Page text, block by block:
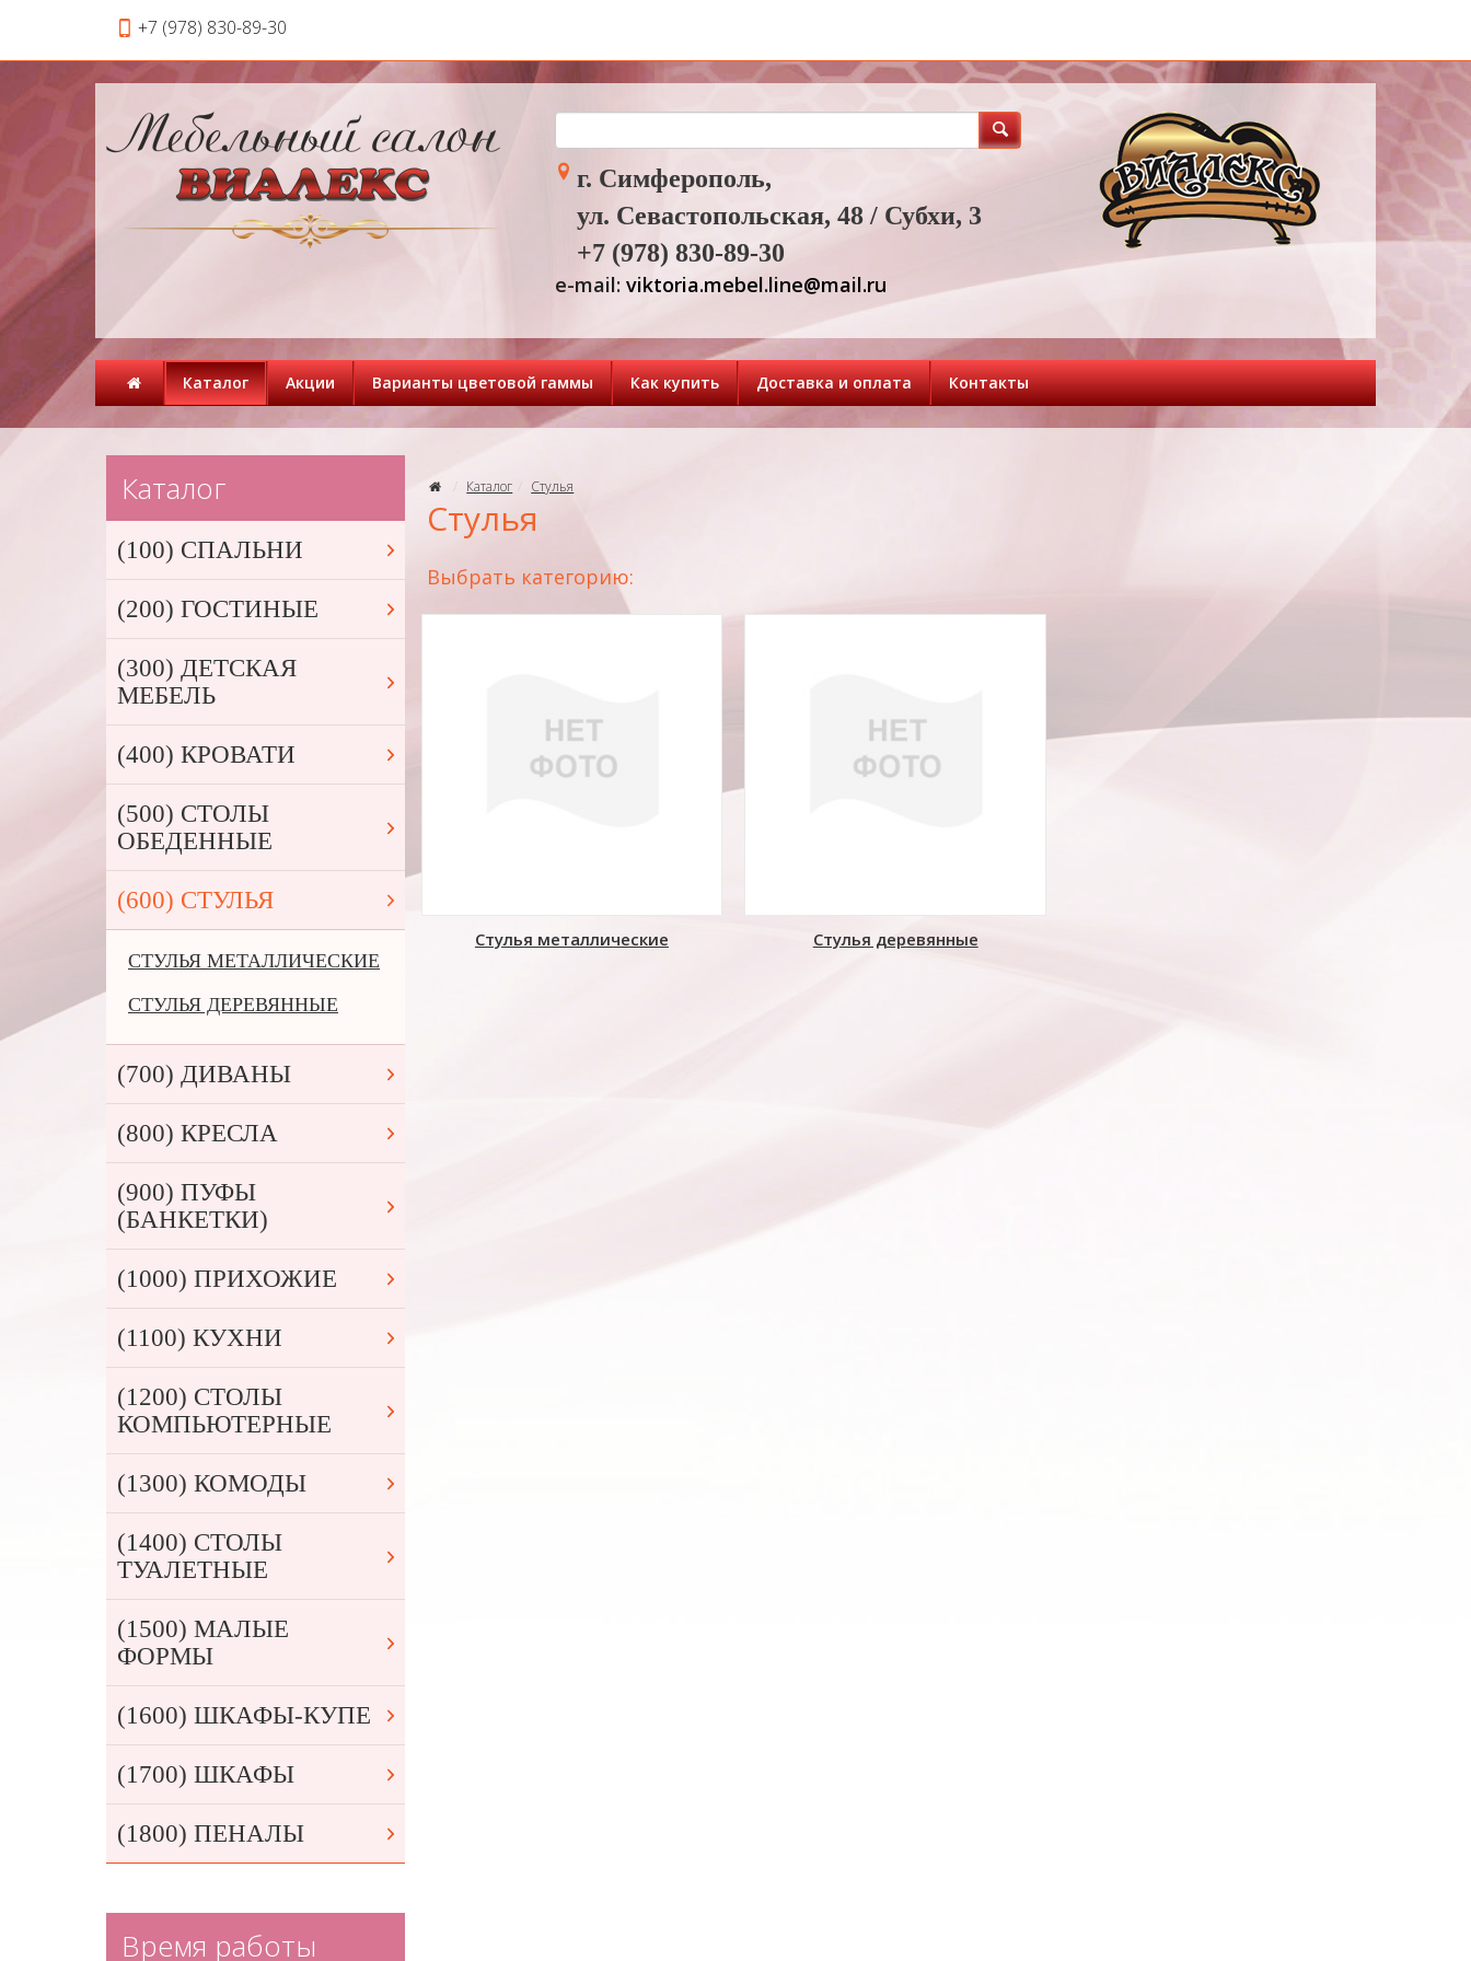
+7 (978) 830-89-30
г. Симферополь,
ул. Севастопольская, 48 / Субхи, 3
+7 (978) 830-89-30
e-mail: viktoria.mebel.line@mail.ru
Каталог Акции Варианты цветовой гаммы Как купить Доставка и оплата Контакты
Каталог Стулья
Стулья
Выбрать категорию:
Стулья металлические Стулья деревянные
Каталог
(100) СПАЛЬНИ
(200) ГОСТИНЫЕ
(300) ДЕТСКАЯ
МЕБЕЛЬ
(400) КРОВАТИ
(500) СТОЛЫ
ОБЕДЕННЫЕ
(600) СТУЛЬЯ
СТУЛЬЯ МЕТАЛЛИЧЕСКИЕ
СТУЛЬЯ ДЕРЕВЯННЫЕ
(700) ДИВАНЫ
(800) КРЕСЛА
(900) ПУФЫ
(БАНКЕТКИ)
(1000) ПРИХОЖИЕ
(1100) КУХНИ
(1200) СТОЛЫ
КОМПЬЮТЕРНЫЕ
(1300) КОМОДЫ
(1400) СТОЛЫ
ТУАЛЕТНЫЕ
(1500) МАЛЫЕ
ФОРМЫ
(1600) ШКАФЫ-КУПЕ
(1700) ШКАФЫ
(1800) ПЕНАЛЫ
Время работы